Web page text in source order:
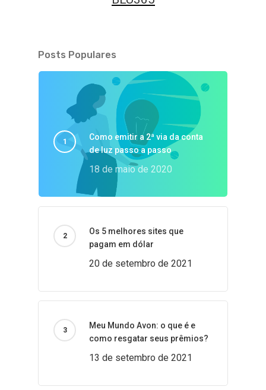
Posts Populares
Como emitir a 2ª via da conta
de luz passo a passo
18 de maio de 2020
Os 5 melhores sites que
pagam em dólar
20 de setembro de 2021
Meu Mundo Avon: o que é e
como resgatar seus prêmios?
13 de setembro de 2021